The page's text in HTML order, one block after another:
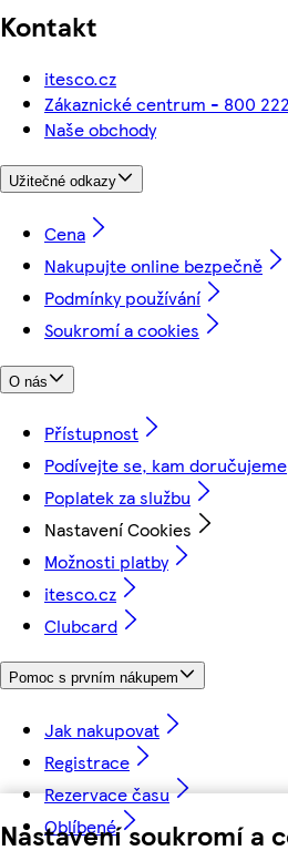
Nastavení soukromí a
Kontakt
itesco.cz
Zákaznické centrum - 800
Naše obchody
Užitečné odkazy
Cena
Nakupujte online bezpečně
Podmínky používání
Soukromí a cookies
O nás
Přístupnost
Podívejte se, kam doručujeme
Poplatek za službu
Nastavení Cookies
Možnosti platby
itesco.cz
Clubcard
Pomoc s prvním nákupem
Jak nakupovat
Registrace
Rezervace času
Oblíbené